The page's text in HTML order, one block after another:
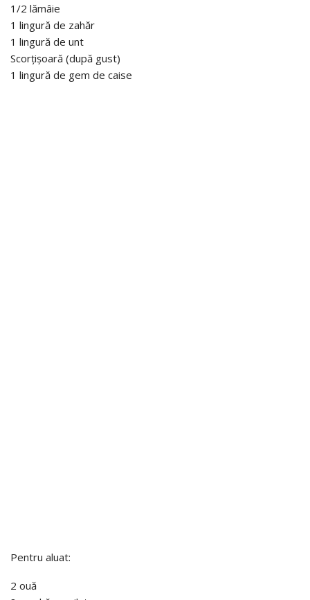
1/2 lămâie
1 lingură de zahăr
1 lingură de unt
Scorțișoară (după gust)
1 lingură de gem de caise
Pentru aluat:
2 ouă